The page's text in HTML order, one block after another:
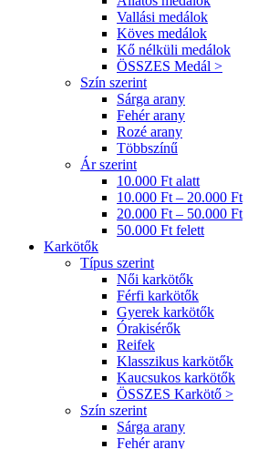
Vallási medálok
Köves medálok
Kő nélküli medálok
ÖSSZES Medál >
Szín szerint
Sárga arany
Fehér arany
Rozé arany
Többszínű
Ár szerint
10.000 Ft alatt
10.000 Ft – 20.000 Ft
20.000 Ft – 50.000 Ft
50.000 Ft felett
Karkötők
Típus szerint
Női karkötők
Férfi karkötők
Gyerek karkötők
Órakisérők
Reifek
Klasszikus karkötők
Kaucsukos karkötők
ÖSSZES Karkötő >
Szín szerint
Sárga arany
Fehér arany